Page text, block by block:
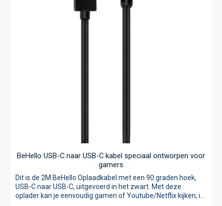
BeHello USB-C naar USB-C kabel speciaal ontworpen voor
gamers
Dit is de 2M BeHello Oplaadkabel met een 90 graden hoek,
USB-C naar USB-C, uitgevoerd in het zwart. Met deze
oplader kan je eenvoudig gamen of Youtube/Netflix kijken, in